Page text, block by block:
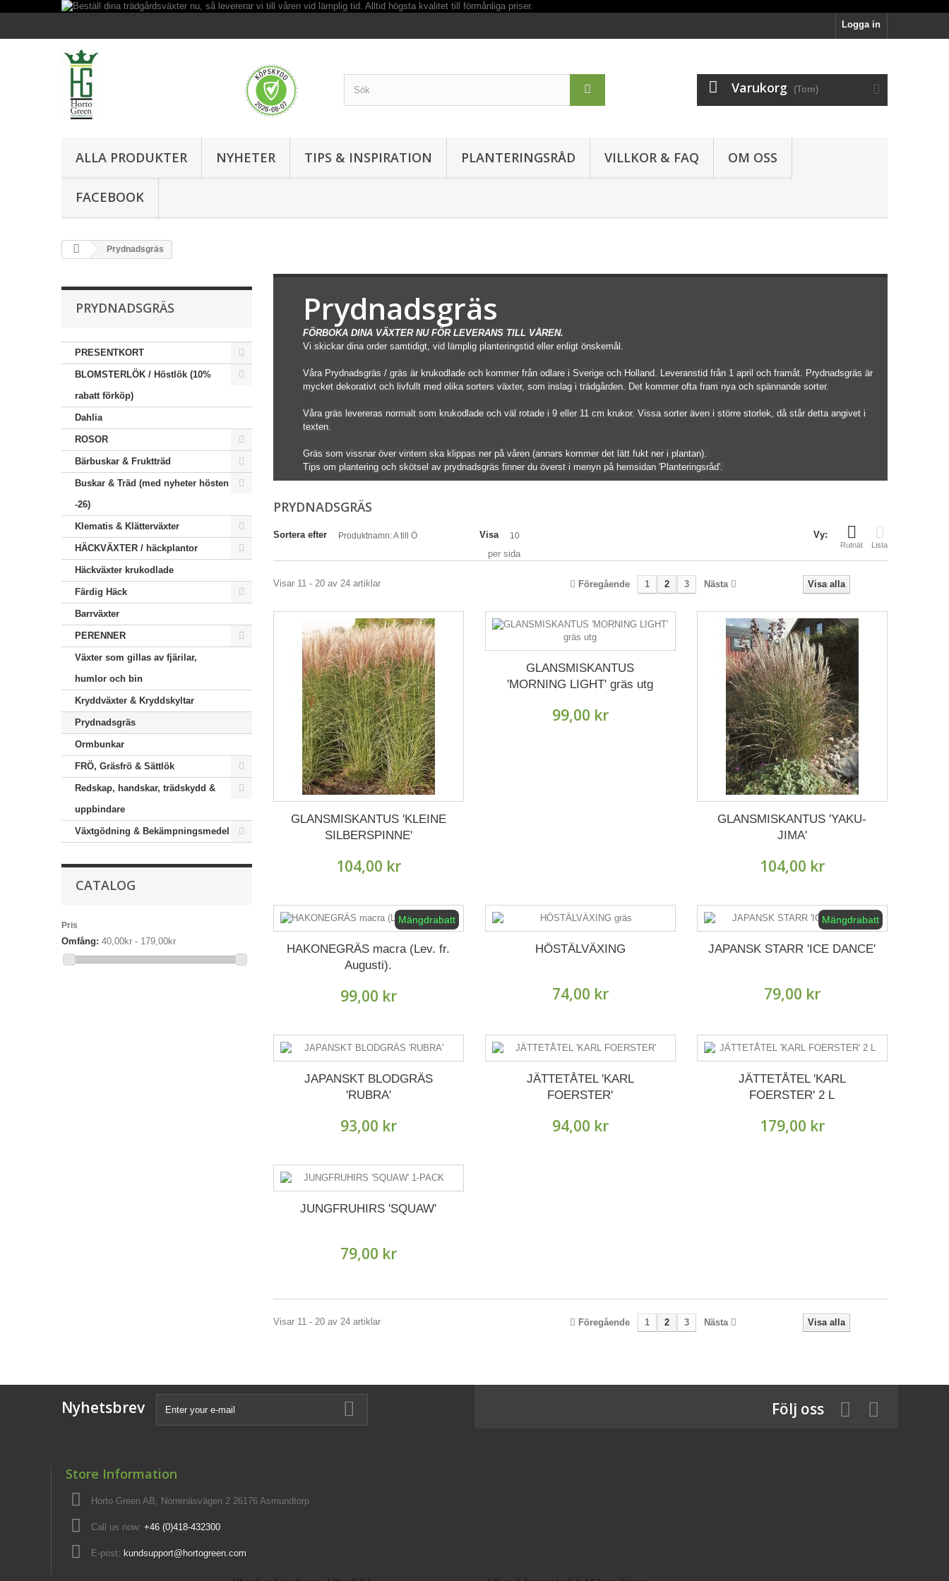
Logga in
Varukorg (Tom)
ALLA PRODUKTER NYHETER TIPS & INSPIRATION PLANTERINGSRÅD VILLKOR & FAQ OM OSS
FACEBOOK
Prydnadsgräs
PRYDNADSGRÄS
PRESENTKORT
BLOMSTERLÖK / Höstlök (10%
rabatt förköp)
Dahlia
ROSOR
Bärbuskar & Fruktträd
Buskar & Träd (med nyheter hösten
-26)
Klematis & Klätterväxter
HÄCKVÄXTER / häckplantor
Häckväxter krukodlade
Färdig Häck
Barrväxter
PERENNER
Växter som gillas av fjärilar,
humlor och bin
Kryddväxter & Kryddskyltar
Prydnadsgräs
Ormbunkar
FRÖ, Gräsfrö & Sättlök
Redskap, handskar, trädskydd &
uppbindare
Växtgödning & Bekämpningsmedel
CATALOG
Pris
Omfång: 40,00kr - 179,00kr
Prydnadsgräs
FÖRBOKA DINA VÄXTER NU FÖR LEVERANS TILL VÅREN.
Vi skickar dina order samtidigt, vid lämplig planteringstid eller enligt önskemål.
Våra Prydnadsgräs / gräs är krukodlade och kommer från odlare i Sverige och Holland. Leveranstid från 1 april och framåt. Prydnadsgräs är
mycket dekorativt och livfullt med olika sorters växter, som inslag i trädgården. Det kommer ofta fram nya och spännande sorter.
Våra gräs levereras normalt som krukodlade och väl rotade i 9 eller 11 cm krukor. Vissa sorter även i större storlek, då står detta angivet i
texten.
Gräs som vissnar över vintern ska klippas ner på våren (annars kommer det lätt fukt ner i plantan).
Tips om plantering och skötsel av prydnadsgräs finner du överst i menyn på hemsidan 'Planteringsråd'.
PRYDNADSGRÄS
Vy:
Rutnät Lista
Sortera efter Produktnamn: A till Ö Visa 10
per sida
Visa alla
Föregående 1 2 3 Nästa
Visar 11 - 20 av 24 artiklar
GLANSMISKANTUS 'KLEINE
SILBERSPINNE'
104,00 kr
GLANSMISKANTUS
'MORNING LIGHT' gräs utg
99,00 kr
GLANSMISKANTUS 'YAKU-
JIMA'
104,00 kr
Mängdrabatt
HAKONEGRÄS macra (Lev. fr.
Augusti).
99,00 kr
HÖSTÄLVÄXING
74,00 kr
Mängdrabatt
JAPANSK STARR 'ICE DANCE'
79,00 kr
JAPANSKT BLODGRÄS
'RUBRA'
93,00 kr
JÄTTETÅTEL 'KARL
FOERSTER'
94,00 kr
JÄTTETÅTEL 'KARL
FOERSTER' 2 L
179,00 kr
JUNGFRUHIRS 'SQUAW'
79,00 kr
Visa alla
Föregående 1 2 3 Nästa
Visar 11 - 20 av 24 artiklar
Nyhetsbrev Följ oss
Store Information
Horto Green AB, Norrenäsvägen 2 26176 Asmundtorp
Call us now: +46 (0)418-432300
E-post: kundsupport@hortogreen.com